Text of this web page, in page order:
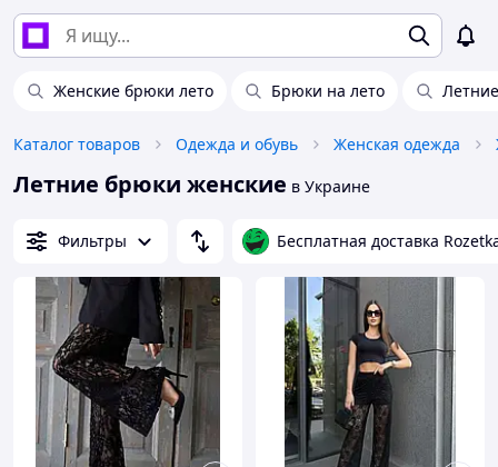
Женские брюки лето Брюки на лето
Каталог товаров Одежда и обувь Женская одежда
Летние брюки женские в Украине
Фильтры Бесплатная доставка